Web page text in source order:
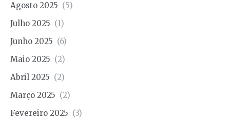
Agosto 2025 (5)
Julho 2025 (1)
Junho 2025 (6)
Maio 2025 (2)
Abril 2025 (2)
Março 2025 (2)
Fevereiro 2025 (3)